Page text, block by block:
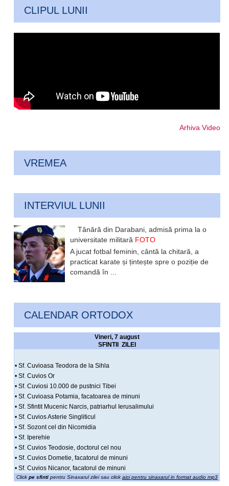
CLIPUL LUNII
Arhiva Video
VREMEA
INTERVIUL LUNII
Tânără din Darabani, admisă prima la o
universitate militară FOTO
A jucat fotbal feminin, cântă la chitară, a
practicat karate și țintește spre o poziție de
comandă în ...
CALENDAR ORTODOX
Vineri, 7 august
SFINTII ZILEI
• Sf. Cuvioasa Teodora de la Sihla
• Sf. Cuvios Or
• Sf. Cuviosi 10.000 de pustnici Tibei
• Sf. Cuvioasa Potamia, facatoarea de minuni
• Sf. Sfintit Mucenic Narcis, patriarhul Ierusalimului
• Sf. Cuvios Asterie Singliticul
• Sf. Sozont cel din Nicomidia
• Sf. Iperehie
• Sf. Cuvios Teodosie, doctorul cel nou
• Sf. Cuvios Dometie, facatorul de minuni
• Sf. Cuvios Nicanor, facatorul de minuni
Click pe sfintipentru Sinaxarul zilei sau click aici pentru sinaxarul in format audio mp3